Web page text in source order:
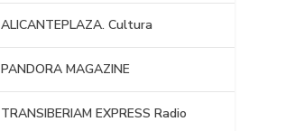
ALICANTEPLAZA. Cultura
PANDORA MAGAZINE
TRANSIBERIAM EXPRESS Radio